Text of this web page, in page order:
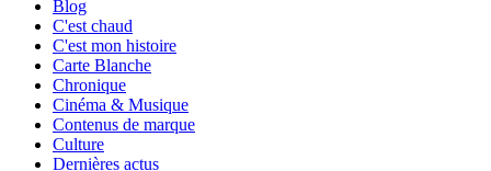
Blog
C'est chaud
C'est mon histoire
Carte Blanche
Chronique
Cinéma & Musique
Contenus de marque
Culture
Dernières actus